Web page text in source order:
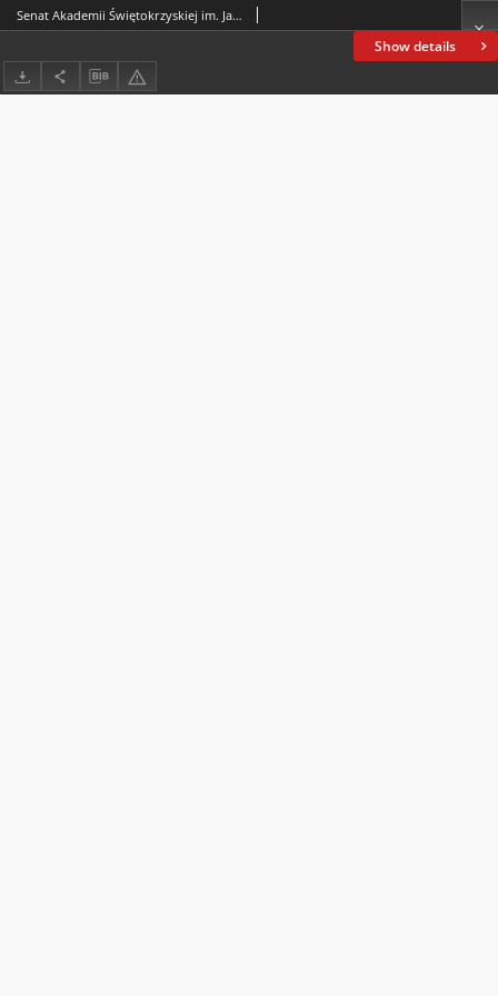
Show details
Senat Akademii Świętokrzyskiej im. Jana Kochanowskiego w Kielcach na wniosek Rady Wydziału Humanistycznego, uchwałą z dnia 23 września 2004 roku, nadał tytuł Doktora Honoris Causa prof. zw. dr. hab. Franciszkowi Ziejce : Jego Magnificencji Rektorowi Uniwersytetu Jagiellońskiego, przewodniczącemu Konferencji Rektorów Akademickich Szkół Polskich, Kielce, 10 września 2004 r.